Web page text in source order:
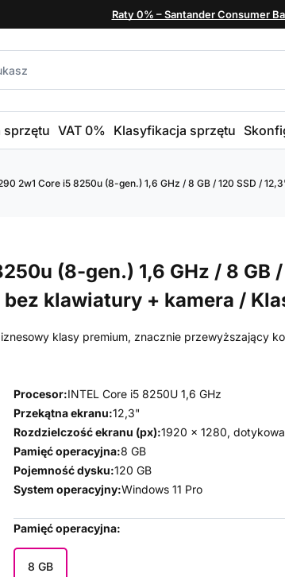
Raty 0% – Santander Consumer
sprzętu VAT 0% Klasyfikacja sprzętu
2w1 Core i5 8250u (8-gen.) 1,6 GHz / 8 GB / 120 SSD /
(8-gen.) 1,6 GHz / 8 GB /
klawiatury + kamera /
klasy premium, znacznie przewyższający
Procesor:INTEL Core i5 8250U 1,6 GHz
Przekątna ekranu:12,3"
Rozdzielczość ekranu (px):1920 x 1280, dotykowa
Pamięć operacyjna:8 GB
Pojemność dysku:120 GB
System operacyjny:Windows 11 Pro
Pamięć operacyjna
8 GB